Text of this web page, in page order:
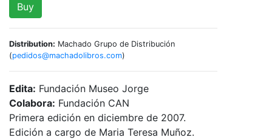
Buy
Distribution: Machado Grupo de Distribución
(pedidos@machadolibros.com)
Edita: Fundación Museo Jorge
Colabora: Fundación CAN
Primera edición en diciembre de 2007.
Edición a cargo de Maria Teresa Muñoz.